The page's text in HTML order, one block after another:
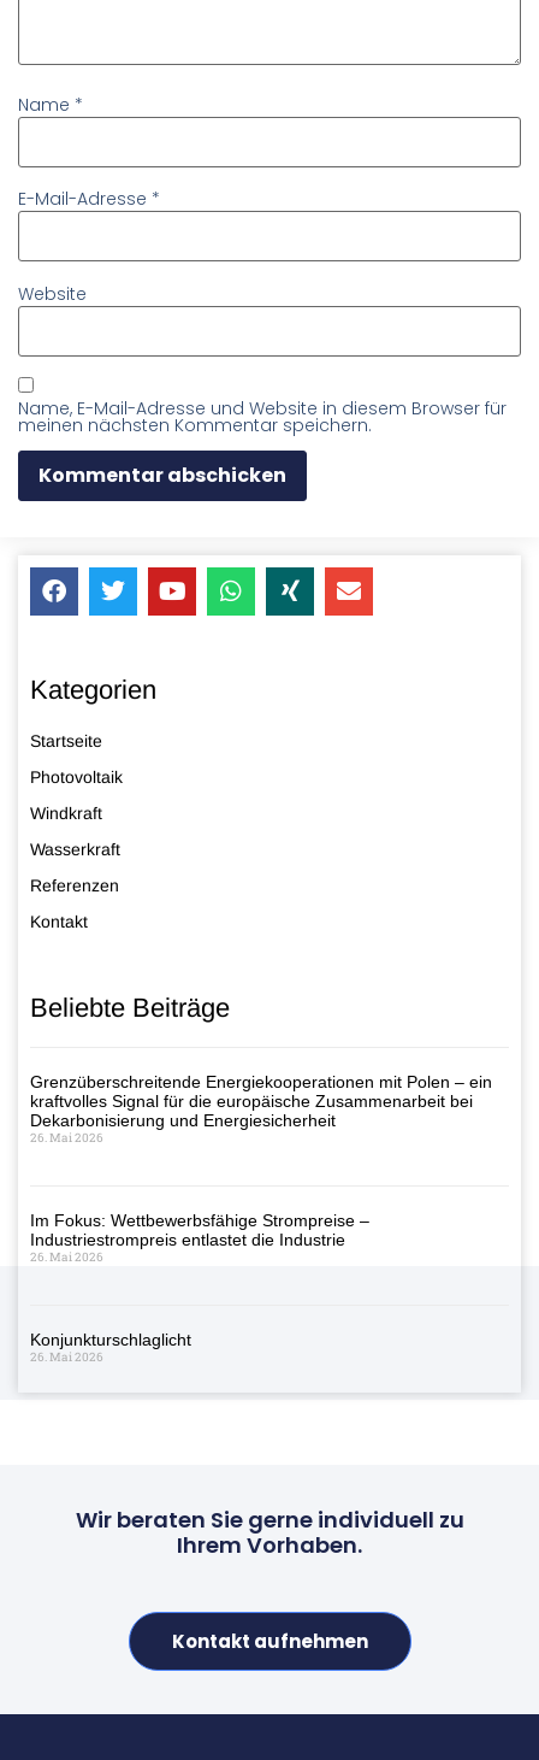
Name *
E-Mail-Adresse *
Website
Name, E-Mail-Adresse und Website in diesem Browser für
meinen nächsten Kommentar speichern.
Kategorien
Startseite
Photovoltaik
Windkraft
Wasserkraft
Referenzen
Kontakt
Beliebte Beiträge
Grenzüberschreitende Energiekooperationen mit Polen – ein
kraftvolles Signal für die europäische Zusammenarbeit bei
Dekarbonisierung und Energiesicherheit
26. Mai 2026
Im Fokus: Wettbewerbsfähige Strompreise –
Industriestrompreis entlastet die Industrie
26. Mai 2026
Konjunkturschlaglicht
26. Mai 2026
Wir beraten Sie gerne individuell zu
Ihrem Vorhaben.
Kontakt aufnehmen